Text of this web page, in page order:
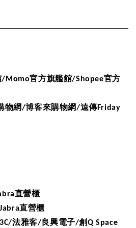
/Momo官方旗艦館/Shopee官方
物網/博客來購物網/遠傳Friday
直營櫃
直營櫃
3C/法雅客/ 良興電子/創Q Space